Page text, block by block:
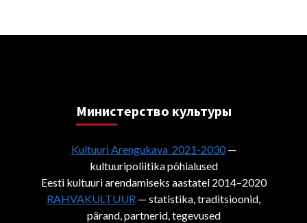
Министерствo культуры
Kultuuri Arengukava 2021-2030—
kultuuripoliitika põhialused
Eesti kultuuri arendamiseks aastatel 2014–2020
RAHVAKULTUUR — statistika, traditsioonid,
pärand, partnerid, tegevused